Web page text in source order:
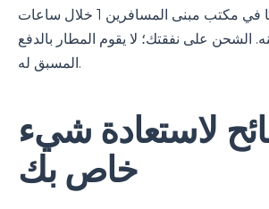
استلامه شخصيًا في مكتب مبنى المسافرين 1 خلال ساعات
الشحن على نفقتك؛ لا يقوم المطار بالدفع
المسبق له.
لاستعادة شيء
خاص بك